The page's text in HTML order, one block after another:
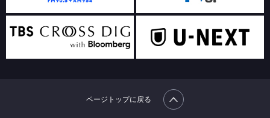
ページトップに戻る